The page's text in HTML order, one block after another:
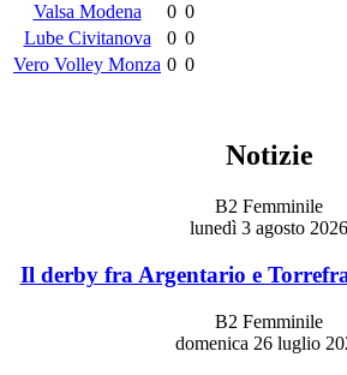
Valsa Modena
0 0
Lube Civitanova
0 0
Vero Volley Monza 0 0
Notizie
B2 Femminile
lunedì 3 agosto 2026
Il derby fra Argentario e
B2 Femminile
domenica 26 luglio